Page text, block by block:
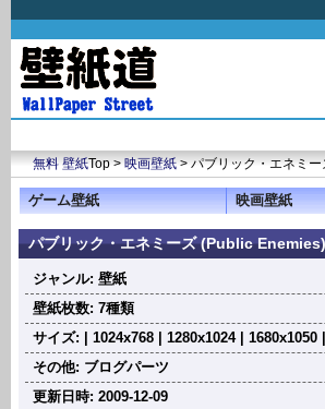
無料 壁紙Top >映画壁紙> パブリック・エネミ
ゲーム壁紙 映画壁紙
パブリック・エネミーズ (Public
ジャンル: 壁紙
壁紙枚数: 7種類
サイズ: | 1024x768 | 1280x1024 | 1680x1050 |
その他: ブログパーツ
更新日時: 2009-12-09